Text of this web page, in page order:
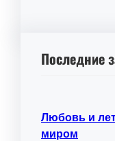
Последние
Любовь и
миром